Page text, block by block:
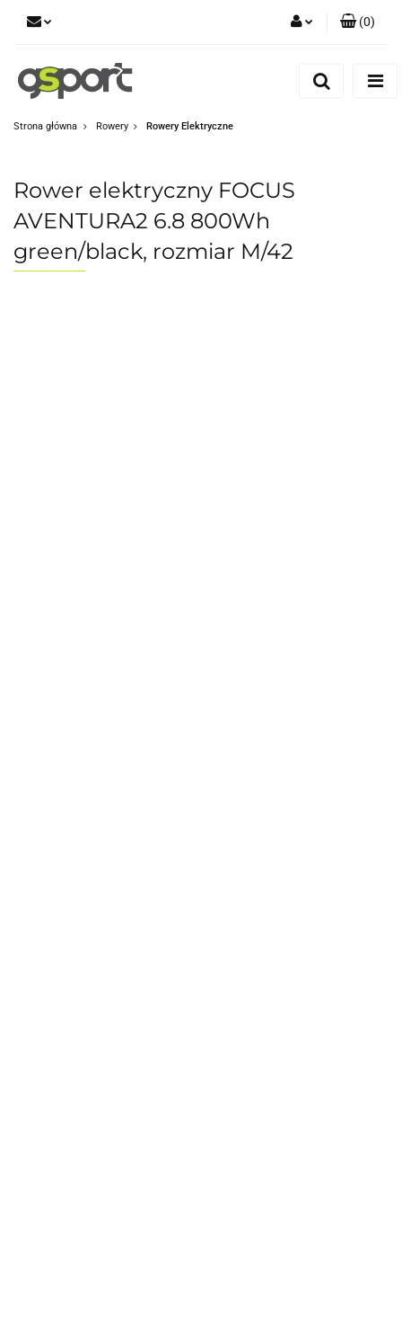
Dodaj zgłoszenie
(0)
Strona główna Rowery Rowery Elektryczne
Rower elektryczny FOCUS
AVENTURA2 6.8 800Wh
green/black, rozmiar M/42